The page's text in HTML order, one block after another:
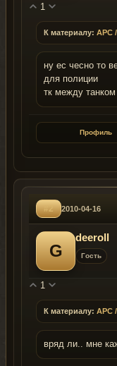
1
К материалу: APC
ну ес чесно то
для полиции
тк между
Профиль
#2 2010-04-16
G
deeroll
Гость
1
К материалу: APC
вряд ли.. мне